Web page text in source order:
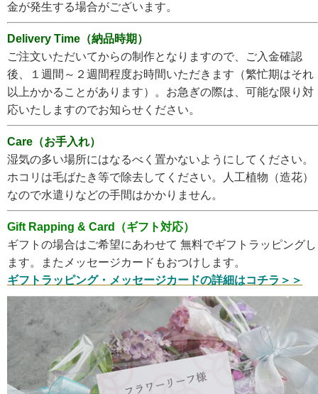
金が発生する場合がございます。
Delivery Time（納品時期）
ご注文いただいてからの制作となりますので、ご入金確認
後、１週間～２週間程度お時間いただきます（繁忙期はそれ
以上かかることがあります）。お急ぎの際は、可能な限り対
応いたしますのでお知らせください。
Care（お手入れ）
湿気の多い場所にはなるべく置かないようにしてください。
ホコリは毛ばたき等で除去してください。人工植物（造花）
なので水遣りなどの手間はかかりません。
Gift Rapping & Card（ギフト対応）
ギフトの場合はご希望にあわせて 無料でギフトラッピングし
ます。またメッセージカードもおつけします。
ギフトラッピング・メッセージカードの詳細はコチラ＞＞